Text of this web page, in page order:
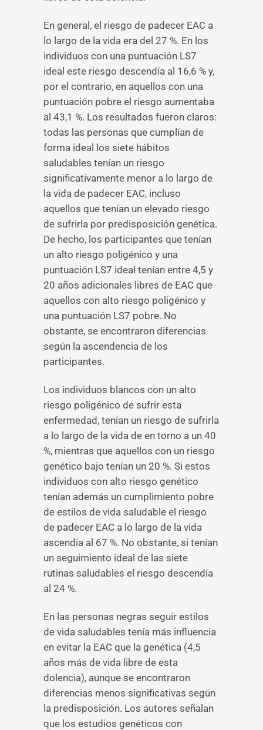
En general, el riesgo de padecer EAC a
lo largo de la vida era del 27 %. En los
individuos con una puntuación LS7
ideal este riesgo descendía al 16,6 % y,
por el contrario, en aquellos con una
puntuación pobre el riesgo aumentaba
al 43,1 %. Los resultados fueron claros:
todas las personas que cumplían de
forma ideal los siete hábitos
saludables tenían un riesgo
significativamente menor a lo largo de
la vida de padecer EAC, incluso
aquellos que tenían un elevado riesgo
de sufrirla por predisposición genética.
De hecho, los participantes que tenían
un alto riesgo poligénico y una
puntuación LS7 ideal tenían entre 4,5 y
20 años adicionales libres de EAC que
aquellos con alto riesgo poligénico y
una puntuación LS7 pobre. No
obstante, se encontraron diferencias
según la ascendencia de los
participantes.
Los individuos blancos con un alto
riesgo poligénico de sufrir esta
enfermedad, tenían un riesgo de sufrirla
a lo largo de la vida de en torno a un 40
%, mientras que aquellos con un riesgo
genético bajo tenían un 20 %. Si estos
individuos con alto riesgo genético
tenían además un cumplimiento pobre
de estilos de vida saludable el riesgo
de padecer EAC a lo largo de la vida
ascendía al 67 %. No obstante, si tenían
un seguimiento ideal de las siete
rutinas saludables el riesgo descendía
al 24 %.
En las personas negras seguir estilos
de vida saludables tenía más influencia
en evitar la EAC que la genética (4,5
años más de vida libre de esta
dolencia), aunque se encontraron
diferencias menos significativas según
la predisposición. Los autores señalan
que los estudios genéticos con